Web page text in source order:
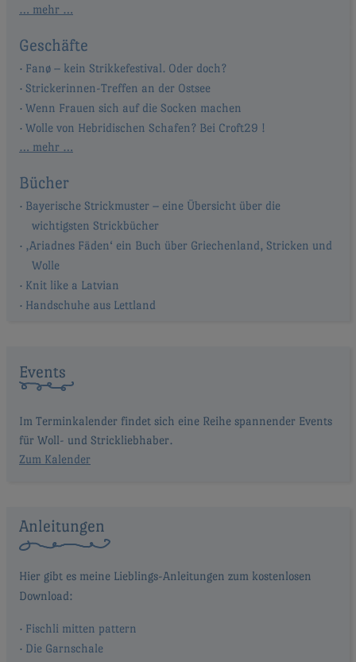
… mehr …
Geschäfte
Fanø – kein Strikkefestival. Oder doch?
Strickerinnen-Treffen an der Ostsee
Wenn Frauen sich auf die Socken machen
Wolle von Hebridischen Schafen? Bei Croft29 !
… mehr …
Bücher
Bayerische Strickmuster – eine Übersicht über die
wichtigsten Strickbücher
‚Ariadnes Fäden‘ ein Buch über Griechenland, Stricken und
Wolle
Knit like a Latvian
Handschuhe aus Lettland
Events
Im Terminkalender findet sich eine Reihe spannender Events
für Woll- und Strickliebhaber.
Zum Kalender
Anleitungen
Fischli mitten pattern
Die Garnschale